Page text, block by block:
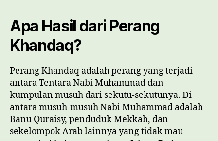
Apa Hasil dari Perang
Khandaq?
Perang Khandaq adalah perang yang terjadi
antara Tentara Nabi Muhammad dan
kumpulan musuh dari sekutu-sekutunya. Di
antara musuh-musuh Nabi Muhammad adalah
Banu Quraisy, penduduk Mekkah, dan
sekelompok Arab lainnya yang tidak mau